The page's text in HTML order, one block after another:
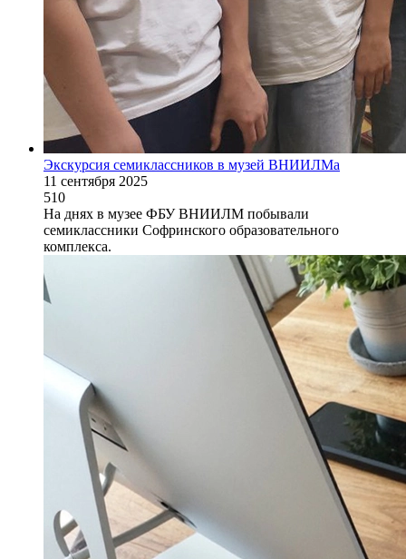
Экскурсия семиклассников в музей ВНИИЛМа
11 сентября 2025
510
На днях в музее ФБУ ВНИИЛМ побывали
семиклассники Софринского образовательного
комплекса.